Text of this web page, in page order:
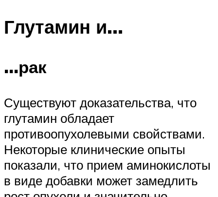
Глутамин и…
…рак
Существуют доказательства, что
глутамин обладает
противоопухолевыми свойствами.
Некоторые клинические опыты
показали, что прием аминокислоты
в виде добавки может замедлить